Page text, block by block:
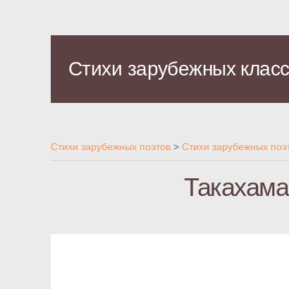
Стихи зарубежных
Стихи зарубежных поэтов > Стихи зарубежных